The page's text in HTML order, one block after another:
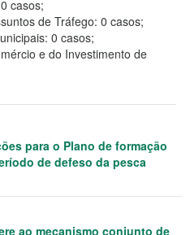
casos;
de Tráfego: 0 casos;
0 casos;
e do Investimento de
para o Plano de formação
de defeso da pesca
ao mecanismo conjunto de